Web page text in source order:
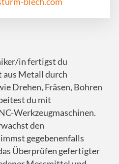
in fertigst du
aus Metall durch
Drehen, Fräsen, Bohren
du mit
Werkzeugmaschinen.
den
gegebenenfalls
Überprüfen gefertigter